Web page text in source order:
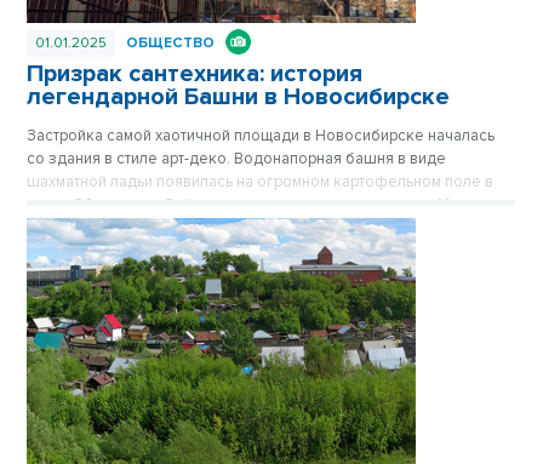
01.01.2025 ОБЩЕСТВО
Призрак сантехника: история
легендарной Башни в Новосибирске
Застройка самой хаотичной площади в Новосибирске началась
со здания в стиле арт-деко. Водонапорная башня в виде
шахматной ладьи появилась на огромном картофельном поле в
конце 30-х годов. Сейчас стильное здание на площади Маркса
спрятано за хрущевками, его хорошо видно только с высоких
точек обзора. Впрочем, с окружением Башне никогда не везло.
Сначала вокруг была картошка, которую сажали жители
окрестных деревень, затем возникли пятиэтажки, а после
зашумела пестрая барахолка на площади Маркса. Публикуется
повторно в цикле «Лучшие материалы VN.RU за 2023 год».